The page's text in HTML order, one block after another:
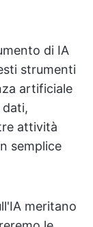
di IA
strumenti
artificiale
attività
semplice
meritano